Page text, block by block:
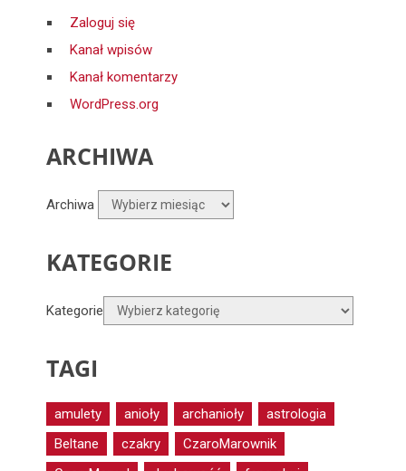
Zaloguj się
Kanał wpisów
Kanał komentarzy
WordPress.org
ARCHIWA
Archiwa
KATEGORIE
Kategorie
TAGI
amulety anioły archanioły
astrologia
Beltane
czakry
CzaroMarownik